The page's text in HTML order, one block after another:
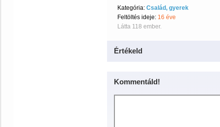
Kategória: Család, gyerek
Feltöltés ideje: 16 éve
Látta 118 ember.
Értékeld
Kommentáld!